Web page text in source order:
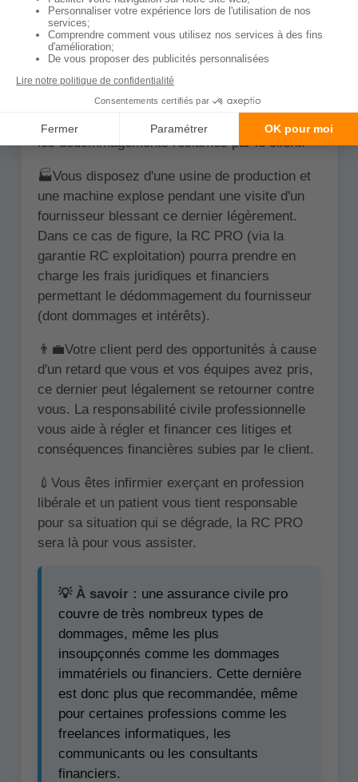
d'être indemnisé via cette dernière. Voici
quelques exemples concrets pour vous aider:
🏗️Vous travaillez dans le bâtiment et un de vos
salariés cause un dommage matériel
(dommage indirect du fait de votre employé)
chez un client. La RC peut prendre en charge
les dédommagements réclamés par le client.
🏭Vous disposez d'une usine de production et
une machine explose pendant une visite d'un
fournisseur blessant ce dernier légèrement.
Dans ce cas de figure, la RC PRO (via la
garantie RC exploitation) pourra prendre en
charge les frais juridiques et financiers
permettant le dédommagement du fournisseur
(dont dommages et intérêts).
👨‍💼Votre client perd des opportunités à cause
d'un retard que vous et vos équipes avez pris,
ce dernier peut légalement se retourner contre
vous. La responsabilité civile professionnelle
vous aide à régler et financer ces litiges et
conséquences financières subies par le client.
💉Vous êtes infirmier exerçant en profession
libérale et un patient vous tient responsable
pour sa situation qui se dégrade, la RC PRO
sera là pour vous assister.
💡 À savoir : une assurance civile pro
couvre de très nombreux types de
dommages, même les plus
insoupçonnés comme les dommages
immatériels ou financiers. Cette dernière
est donc plus que recommandée, même
pour certaines professions comme les
freelances informatiques, les
communicants ou les consultants
financiers.